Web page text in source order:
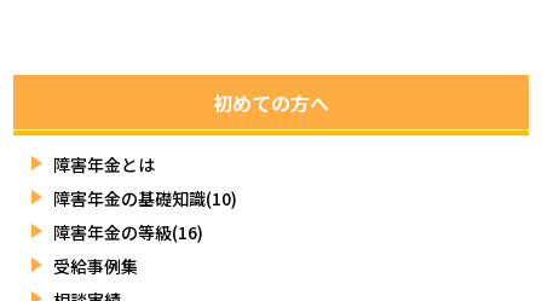
初めての方へ
障害年金とは
障害年金の基礎知識(10)
障害年金の等級(16)
受給事例集